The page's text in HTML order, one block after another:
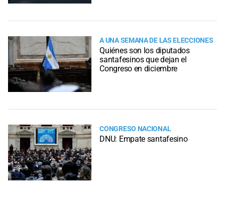
A UNA SEMANA DE LAS ELECCIONES
Quiénes son los diputados
santafesinos que dejan el
Congreso en diciembre
CONGRESO NACIONAL
DNU: Empate santafesino